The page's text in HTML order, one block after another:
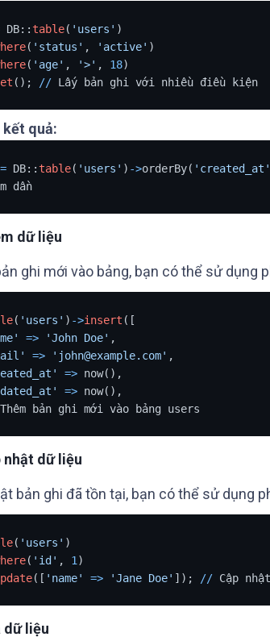
DB::table( 'users' )
( 'status' , 'active' )
( 'age' , '>' , 18)
(); // Lấy bản ghi với nhiều điều kiện
kết quả:
= DB::table( 'users' ) ->orderBy( 'created_at'
dần
dữ liệu
ghi mới vào bảng, bạn có thể sử dụng
( 'users' ) ->insert ([
=> 'John Doe' ,
=> 'john@example.com' ,
=> now(),
=> now(),
bản ghi mới vào bảng users
nhật dữ liệu
bản ghi đã tồn tại, bạn có thể sử dụng
( 'users' )
( 'id' , 1 )
([ 'name' => 'Jane Doe' ]); // Cập
dữ liệu